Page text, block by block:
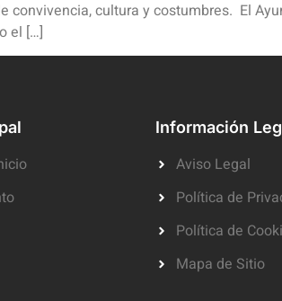
convivencia, cultura y costumbres. El
el […]
Información
Aviso Legal
Política de
Política de
Mapa de Sitio